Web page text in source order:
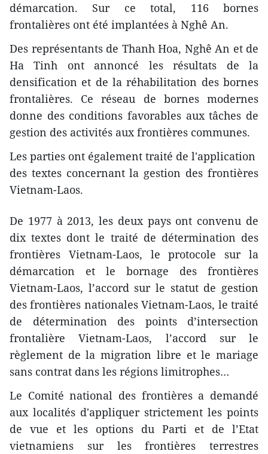
démarcation. Sur ce total, 116 bornes
frontalières ont été implantées à Nghê An.
Des représentants ​de Thanh Hoa, Nghê An et de
Ha Tinh ont annoncé ​les résultats de la
densification et de la réhabilitation des bornes
frontalières. Ce réseau de bornes modernes
donne des conditions favorables ​aux tâches de
gestion des activités aux frontières communes.
Les parties ont également traité de l'application ​
des textes concernant la gestion des frontières
Vietnam-Laos.
De 1977 à 2013, ​les deux pays ont ​convenu de
dix ​textes ​dont le traité de détermination des
frontières Vietnam-Laos, le protocole sur la
démarcation et le bornage des frontières
Vietnam-Laos, l’accord sur le statut de gestion
des frontières nationales Vietnam-Laos, le traité
de détermination des points d’intersection
frontalière Vietnam-Laos, l’accord sur le
règlement de la migration libre et le mariage
sans contrat dans les régions limitrophes…
Le Comité national des frontières a demandé
aux localités ​d'appliquer strictement les points
de vue et les options du Parti et de l’Etat
vietnamiens sur les frontières terrestres